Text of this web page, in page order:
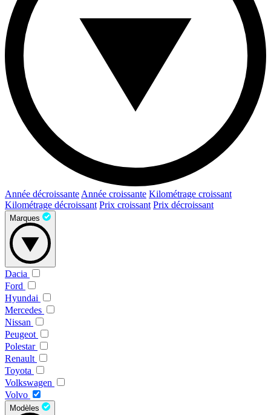
Année décroissante Année croissante Kilométrage croissant
Kilométrage décroissant Prix croissant Prix décroissant
Marques
Dacia
Ford
Hyundai
Mercedes
Nissan
Peugeot
Polestar
Renault
Toyota
Volkswagen
Volvo
Modèles